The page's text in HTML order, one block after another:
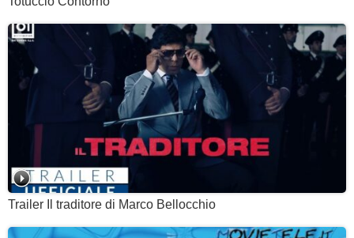
Trailer Il traditore di Marco Bellocchio